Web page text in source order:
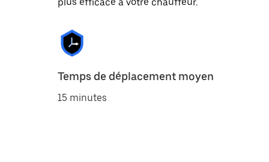
Temps de déplacement moyen
15 minutes